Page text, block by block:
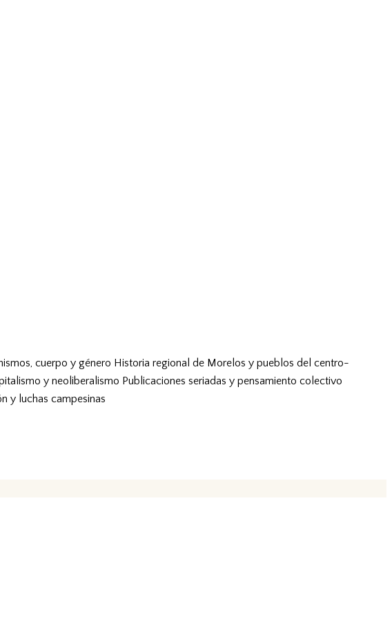
cuerpo y género Historia regional de Morelos y pueblos del centro-
y neoliberalismo Publicaciones seriadas y pensamiento colectivo
y luchas campesinas